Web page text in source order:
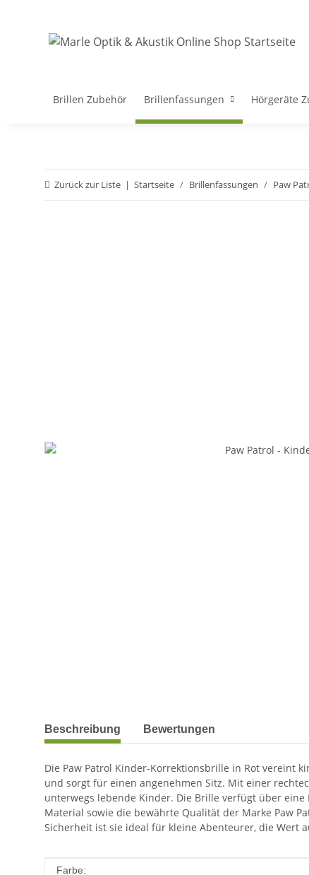
Brillen Zubehör Brillenfassungen Hörgeräte
Zurück zur Liste Startseite Brillenfassungen Paw
weitere Registerkarten anzeigen
Beschreibung Bewertungen
Die Paw Patrol Kinder-Korrektionsbrille in Rot vereint
und sorgt für einen angenehmen Sitz. Mit einer
unterwegs lebende Kinder. Die Brille verfügt über
Material sowie die bewährte Qualität der Marke Paw
Sicherheit ist sie ideal für kleine Abenteurer, die Wert
Produkteigenschaft
Wert
Farbe: